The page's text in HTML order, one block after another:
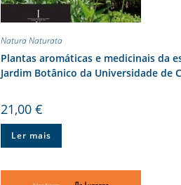
Natura Naturata
Plantas aromáticas e medicinais da
Jardim Botânico da Universidade de
21,00 €
Ler mais